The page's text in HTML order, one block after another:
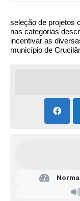
seleção de projetos
nas categorias
incentivar as
município de